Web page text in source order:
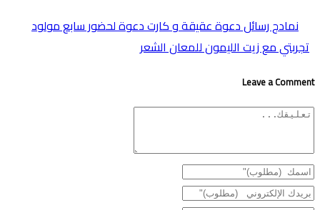
نمادج رسائل دعوة عقيقة و كارت دعوة لحضور سابع مولود
تجربتي مع زيت الليمون للمعان الشعر
Leave a Comment